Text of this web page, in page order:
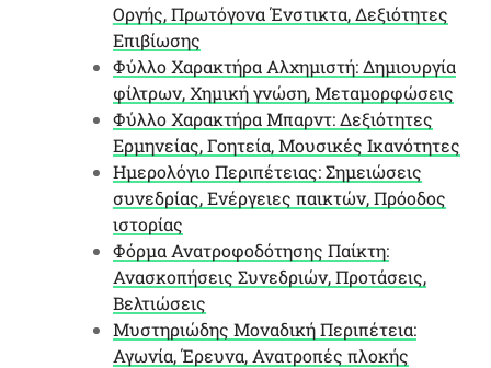
Οργής, Πρωτόγονα Ένστικτα, Δεξιότητες
Επιβίωσης
Φύλλο Χαρακτήρα Αλχημιστή: Δημιουργία
φίλτρων, Χημική γνώση, Μεταμορφώσεις
Φύλλο Χαρακτήρα Μπαρντ: Δεξιότητες
Ερμηνείας, Γοητεία, Μουσικές Ικανότητες
Ημερολόγιο Περιπέτειας: Σημειώσεις
συνεδρίας, Ενέργειες παικτών, Πρόοδος
ιστορίας
Φόρμα Ανατροφοδότησης Παίκτη:
Ανασκοπήσεις Συνεδριών, Προτάσεις,
Βελτιώσεις
Μυστηριώδης Μοναδική Περιπέτεια:
Αγωνία, Έρευνα, Ανατροπές πλοκής